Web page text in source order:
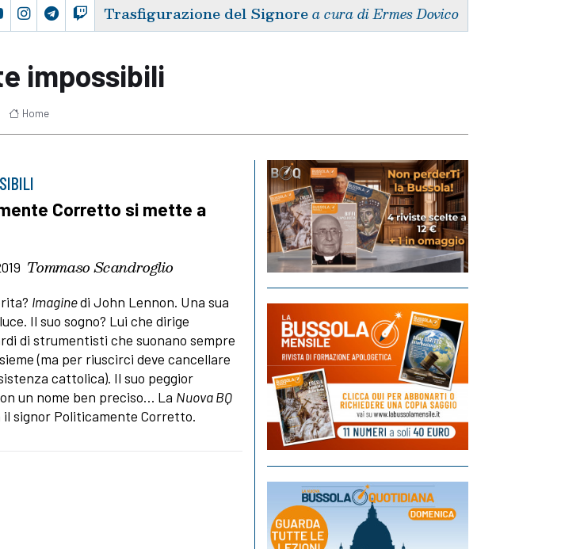
Trasfigurazione del Signorea cura di Ermes Dovico
impossibili
Home
Corretto si mette a
Tommaso Scandroglio
Imaginedi John Lennon. Una sua
Il suo sogno? Lui che dirige
di strumentisti che suonano sempre
(ma per riuscirci deve cancellare
cattolica). Il suo peggior
un nome ben preciso… La Nuova BQ
signor Politicamente Corretto.